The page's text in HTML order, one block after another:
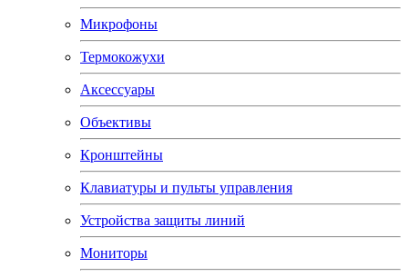
Микрофоны
Термокожухи
Аксессуары
Объективы
Кронштейны
Клавиатуры и пульты управления
Устройства защиты линий
Мониторы